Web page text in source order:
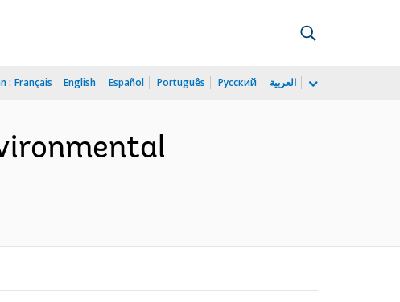
: Français English Español Português Русский العربية